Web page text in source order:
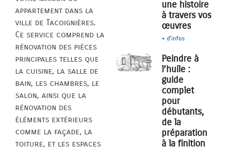
appartement dans la
ville de Tacoignières.
Ce service comprend la
rénovation des pièces
principales telles que
la cuisine, la salle de
bain, les chambres, le
salon, ainsi que la
rénovation des
éléments extérieurs
comme la façade, la
toiture, et les espaces
une histoire
à travers vos
œuvres
+ d'infos
Peindre à
l’huile :
guide
complet
pour
débutants,
de la
préparation
à la finition